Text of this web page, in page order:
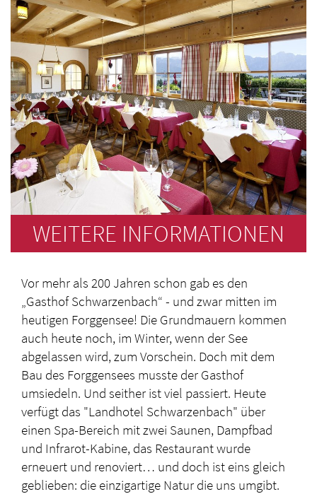
WEITERE INFORMATIONEN
Vor mehr als 200 Jahren schon gab es den
„Gasthof Schwarzenbach“ - und zwar mitten im
heutigen Forggensee! Die Grundmauern kommen
auch heute noch, im Winter, wenn der See
abgelassen wird, zum Vorschein. Doch mit dem
Bau des Forggensees musste der Gasthof
umsiedeln. Und seither ist viel passiert. Heute
verfügt das "Landhotel Schwarzenbach" über
einen Spa-Bereich mit zwei Saunen, Dampfbad
und Infrarot-Kabine, das Restaurant wurde
erneuert und renoviert… und doch ist eins gleich
geblieben: die einzigartige Natur die uns umgibt.